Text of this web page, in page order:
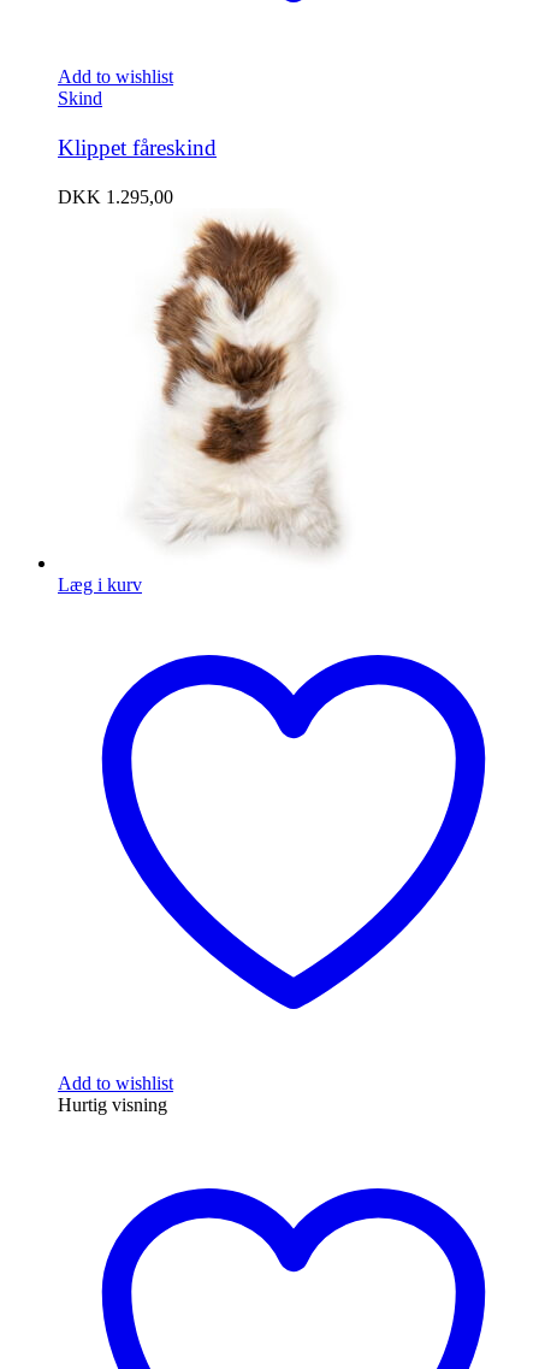
Add to wishlist
Skind
Klippet fåreskind
DKK 1.295,00
Læg i kurv
Add to wishlist
Hurtig visning